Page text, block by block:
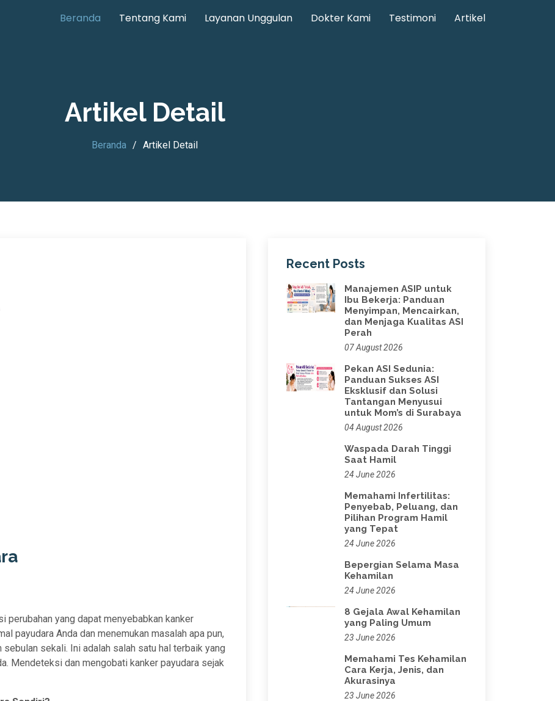
Beranda Tentang Kami Layanan Unggulan Dokter Kami Testimoni Artikel
Artikel Detail
Beranda Artikel Detail
perubahan yang dapat menyebabkan kanker
payudara Anda dan menemukan masalah apa pun,
sekali. Ini adalah salah satu hal terbaik yang
Mendeteksi dan mengobati kanker payudara sejak
Recent Posts
Manajemen ASIP untuk
Ibu Bekerja: Panduan
Menyimpan, Mencairkan,
dan Menjaga Kualitas ASI
Perah
07 August 2026
Pekan ASI Sedunia:
Panduan Sukses ASI
Eksklusif dan Solusi
Tantangan Menyusui
untuk Mom’s di Surabaya
04 August 2026
Waspada Darah Tinggi
Saat Hamil
24 June 2026
Memahami Infertilitas:
Penyebab, Peluang, dan
Pilihan Program Hamil
yang Tepat
24 June 2026
Bepergian Selama Masa
Kehamilan
24 June 2026
8 Gejala Awal Kehamilan
yang Paling Umum
23 June 2026
Memahami Tes Kehamilan
Cara Kerja, Jenis, dan
Akurasinya
23 June 2026